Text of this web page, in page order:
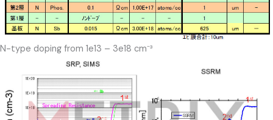
N-type doping from 1e13 – 3e18 cm⁻³